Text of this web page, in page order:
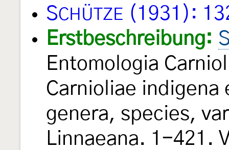
SCHÜTZE (1931):
Erstbeschreibung:
Entomologia
Carnioliae
genera, species,
Linnaeana. 1-421.